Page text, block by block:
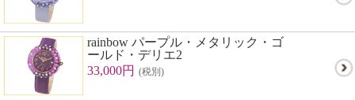
rainbow パープル・メタリック・ゴ
ールド・デリエ2
33,000円 (税別)